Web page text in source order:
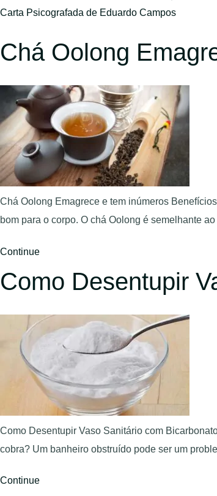
Carta Psicografada de Eduardo Campos
Chá Oolong
Chá Oolong Emagrece e tem inúmeros
bom para o corpo. O chá Oolong é semelhante
Continue
Como Desentupir
Como Desentupir Vaso Sanitário com
cobra? Um banheiro obstruído pode ser um
Continue